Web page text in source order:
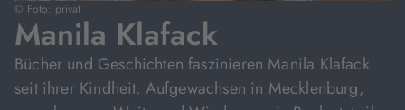
© Foto: privat
Manila Klafack
Bücher und Geschichten faszinieren Manila Klafack
seit ihrer Kindheit. Aufgewachsen in Mecklenburg,